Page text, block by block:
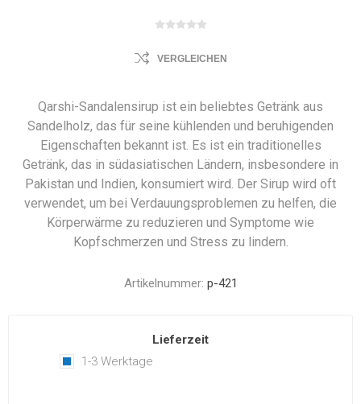
VERGLEICHEN
Qarshi-Sandalensirup ist ein beliebtes Getränk aus
Sandelholz, das für seine kühlenden und beruhigenden
Eigenschaften bekannt ist. Es ist ein traditionelles
Getränk, das in südasiatischen Ländern, insbesondere in
Pakistan und Indien, konsumiert wird. Der Sirup wird oft
verwendet, um bei Verdauungsproblemen zu helfen, die
Körperwärme zu reduzieren und Symptome wie
Kopfschmerzen und Stress zu lindern.
Artikelnummer: p-421
Lieferzeit
1-3 Werktage